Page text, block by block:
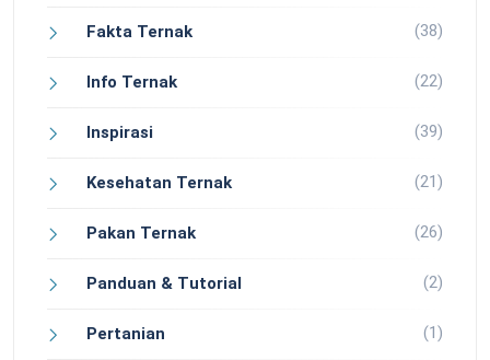
Fakta Ternak (38)
Info Ternak (22)
Inspirasi (39)
Kesehatan Ternak (21)
Pakan Ternak (26)
Panduan & Tutorial (2)
Pertanian (1)